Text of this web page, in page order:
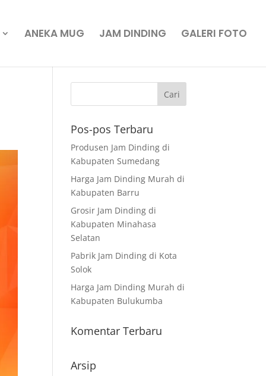
ANEKA MUG JAM DINDING GALERI FOTO
Pos-pos Terbaru
Produsen Jam Dinding di
Kabupaten Sumedang
Harga Jam Dinding Murah di
Kabupaten Barru
Grosir Jam Dinding di
Kabupaten Minahasa
Selatan
Pabrik Jam Dinding di Kota
Solok
Harga Jam Dinding Murah di
Kabupaten Bulukumba
Komentar Terbaru
Arsip